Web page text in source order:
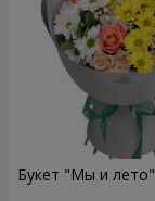
Букет "Мы и лето"